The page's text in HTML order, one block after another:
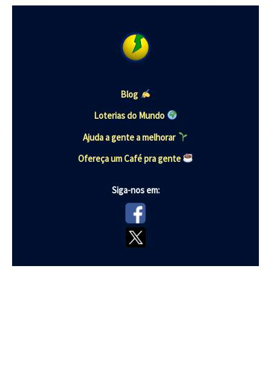
Blog
Loterias do Mundo
Ajuda a gente a melhorar
Ofereça um Café pra gente
Siga-nos em: